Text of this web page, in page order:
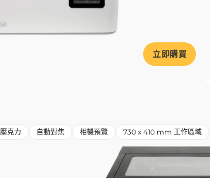
立即購買
克力 自動對焦 相機預覽 730 x 410 mm 工作區域